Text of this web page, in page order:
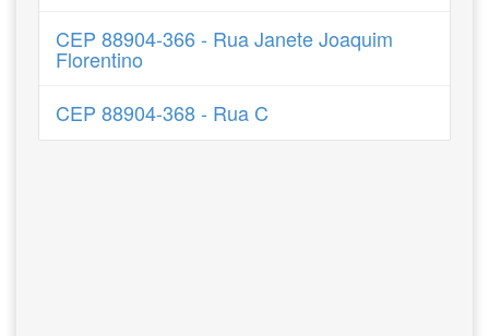
CEP 88904-366 - Rua Janete Joaquim
Florentino
CEP 88904-368 - Rua C